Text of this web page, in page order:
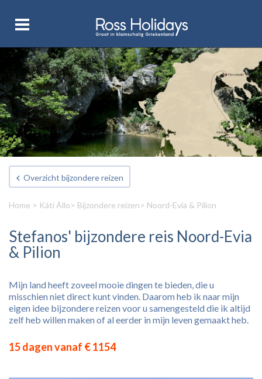
Overzicht bijzondere reizen
Home > Káti Állo> Bijzondere reizen> Noord-Evia & Pilion
Stefanos' bijzondere reis Noord-Evia
& Pilion
Mijn land heeft zoveel mooie dingen te bieden, die u
misschien niet direct kunt vinden. Daarom heb ik naar mijn
eigen idee bijzondere reizen voor u samengesteld die ik altijd
zelf heb willen maken of al eerder in mijn leven gemaakt heb.
15 dagen vanaf € 1154